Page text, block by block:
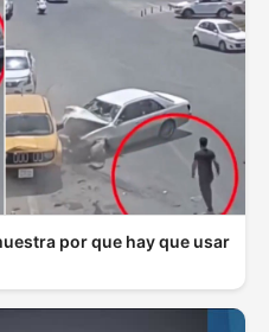
por que hay que usar